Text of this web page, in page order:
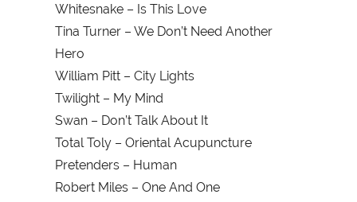
Whitesnake – Is This Love
Tina Turner – We Don’t Need Another
Hero
William Pitt – City Lights
Twilight – My Mind
Swan – Don’t Talk About It
Total Toly – Oriental Acupuncture
Pretenders – Human
Robert Miles – One And One